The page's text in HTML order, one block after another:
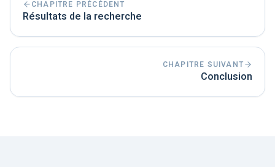
CHAPITRE PRÉCÉDENT
Résultats de la recherche
CHAPITRE SUIVANT
Conclusion